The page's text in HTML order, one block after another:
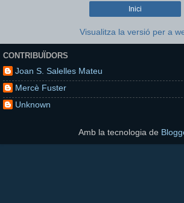
Inici
Visualitza la versió per a
CONTRIBUÏDORS
Joan S. Salelles Mateu
Mercè Fuster
Unknown
Amb la tecnologia de